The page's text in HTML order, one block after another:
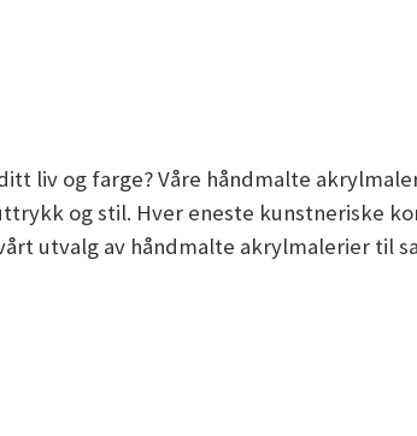
liv og farge? Våre håndmalte
og stil. Hver eneste kunstneriske
utvalg av håndmalte akrylmalerier til